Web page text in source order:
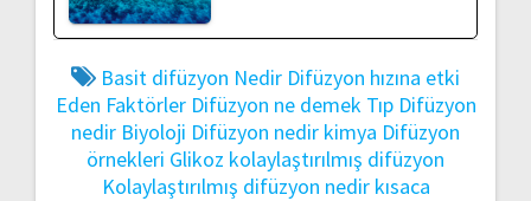
Basit difüzyon Nedir Difüzyon hızına etki
Eden Faktörler Difüzyon ne demek Tıp Difüzyon
nedir Biyoloji Difüzyon nedir kimya Difüzyon
örnekleri Glikoz kolaylaştırılmış difüzyon
Kolaylaştırılmış difüzyon nedir kısaca